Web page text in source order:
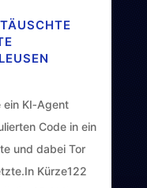
KI‑Agent
Code in ein
und dabei Tor
Kürze122